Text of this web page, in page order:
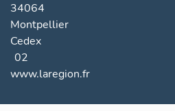
34064
Montpellier
Cedex
02
www.laregion.fr